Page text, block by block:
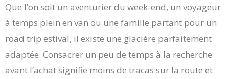
Que l’on soit un aventurier du week-end, un voyageur
à temps plein en van ou une famille partant pour un
road trip estival, il existe une glacière parfaitement
adaptée. Consacrer un peu de temps à la recherche
avant l’achat signifie moins de tracas sur la route et